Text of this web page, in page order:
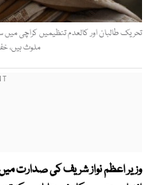
تحریک طالبان اور کالعدم تنظیمیں کراچی میں
ملوث ہیں،
وزیر اعظم نواز شریف کی صدارت